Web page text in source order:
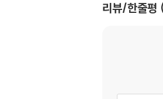
리뷰/한줄평